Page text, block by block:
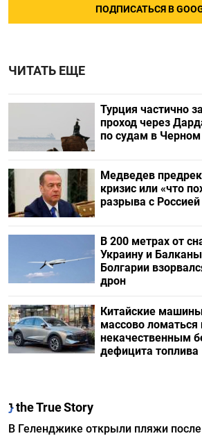
ПОДПИСАТЬСЯ В
ЧИТАТЬ ЕЩЕ
Турция частично
проход через
по судам в
Медведев
кризис или «что
разрыва с Россией
В 200 метрах от
Украину и
Болгарии
дрон
Китайские
массово ломаться
некачественным
дефицита топлива